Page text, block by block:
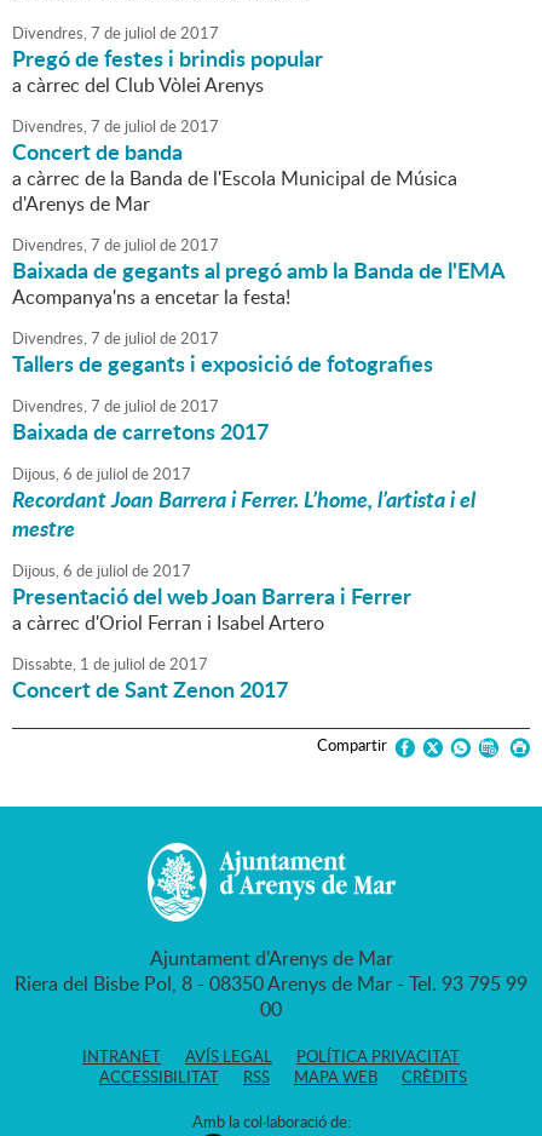
Divendres,7 de juliol de2017
Pregó de festes i brindis popular
a càrrec del Club Vòlei Arenys
Divendres,7 de juliol de2017
Concert de banda
a càrrec de la Banda de l'Escola Municipal de Música
d'Arenys de Mar
Divendres,7 de juliol de2017
Baixada de gegants al pregó amb la Banda de l'EMA
Acompanya'ns a encetar la festa!
Divendres,7 de juliol de2017
Tallers de gegants i exposició de fotografies
Divendres,7 de juliol de2017
Baixada de carretons 2017
Dijous,6 de juliol de2017
Recordant Joan Barrera i Ferrer. L’home, l’artista i el
mestre
Dijous,6 de juliol de2017
Presentació del web Joan Barrera i Ferrer
a càrrec d'Oriol Ferran i Isabel Artero
Dissabte, 1 de juliol de2017
Concert de Sant Zenon 2017
Compartir
Ajuntament d'Arenys de Mar
Riera del Bisbe Pol, 8 - 08350 Arenys de Mar - Tel. 93 795 99
00
INTRANET AVÍS LEGAL
POLÍTICA PRIVACITAT
ACCESSIBILITAT
RSS MAPA WEB CRÈDITS
Amb la col·laboració de: